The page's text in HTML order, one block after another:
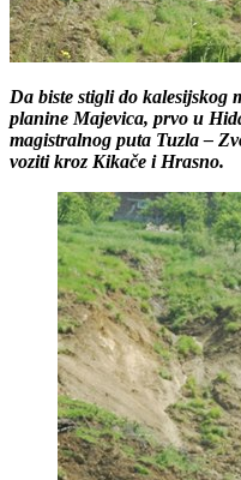
Da biste stigli do kalesijskog
planine Majevica, prvo u
magistralnog puta Tuzla –
voziti kroz Kikače i Hrasno.